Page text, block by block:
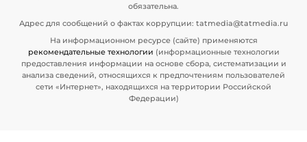
обязательна.
Адрес для сообщений о фактах коррупции: tatmedia@tatmedia.ru
На информационном ресурсе (сайте) применяются
рекомендательные технологии (информационные технологии
предоставления информации на основе сбора, систематизации и
анализа сведений, относящихся к предпочтениям пользователей
сети «Интернет», находящихся на территории Российской
Федерации)